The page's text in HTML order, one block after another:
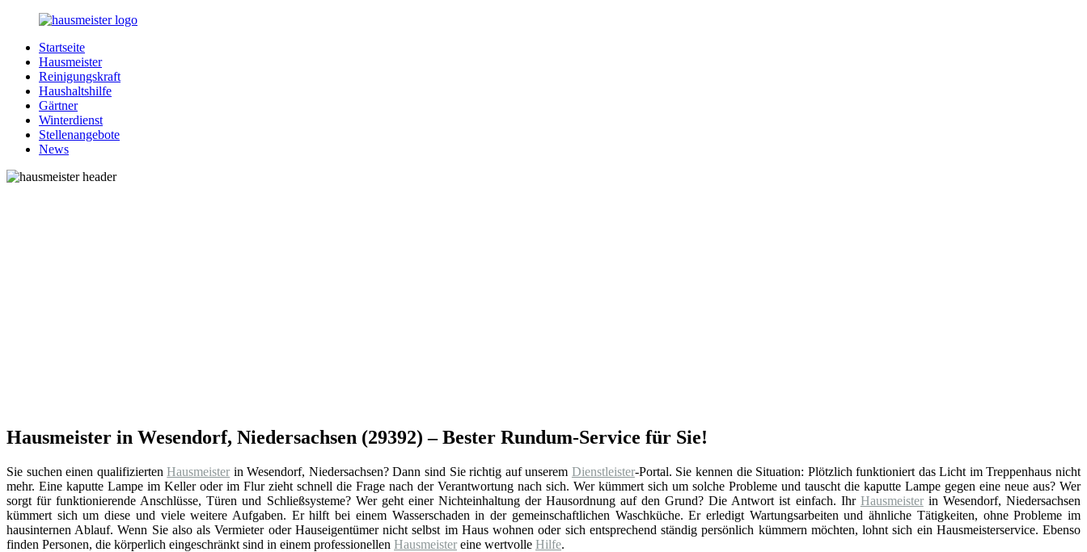
Zurück
Inhalt
Hausmeister.de
Alles
rund
Ihren
Haushalt
Startseite
Hausmeister
Reinigungskraft
Haushaltshilfe
Gärtner
Winterdienst
Stellenangebote
News
Hausmeister in Wesendorf, Niedersachsen (29392) – Bester Rundum-Service für Sie!
Sie suchen einen qualifiziertenHausmeister in Wesendorf, Niedersachsen? Dann sind Sie richtig auf unserem Dienstleister-Portal. Sie kennen die Situation: Plötzlich funktioniert das Licht im Treppenhaus nicht
mehr. Eine kaputte Lampe im Keller oder im Flur zieht schnell die Frage nach der Verantwortung nach sich. Wer kümmert sich um solche Probleme und tauscht die kaputte Lampe gegen eine neue aus? Wer
sorgt für funktionierende Anschlüsse, Türen und Schließsysteme? Wer geht einer Nichteinhaltung der Hausordnung auf den Grund? Die Antwort ist einfach. Ihr Hausmeisterin Wesendorf, Niedersachsen
kümmert sich um diese und viele weitere Aufgaben. Er hilft bei einem Wasserschaden in der gemeinschaftlichen Waschküche. Er erledigt Wartungsarbeiten und ähnliche Tätigkeiten, ohne Probleme im
hausinternen Ablauf. Wenn Sie also als Vermieter oder Hauseigentümer nicht selbst im Haus wohnen oder sich entsprechend ständig persönlich kümmern möchten, lohnt sich ein Hausmeisterservice. Ebenso
finden Personen, die körperlich eingeschränkt sind in einem professionellen Hausmeister eine wertvolle Hilfe.